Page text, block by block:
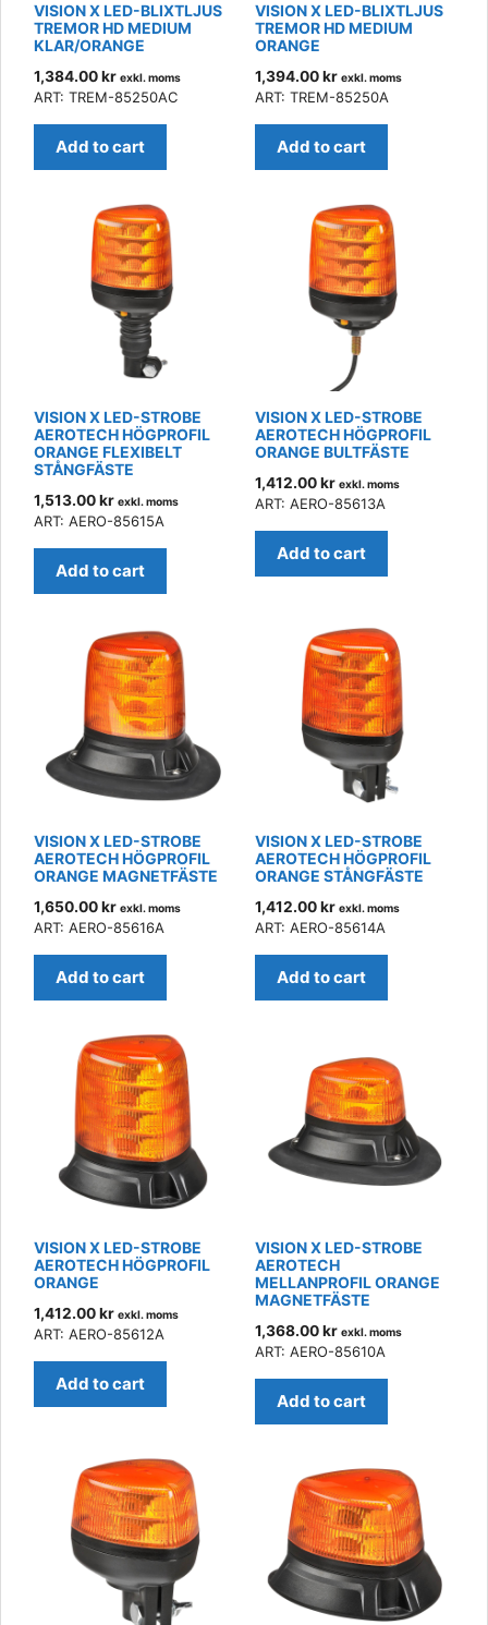
VISION X LED-BLIXTLJUS
TREMOR HD MEDIUM
KLAR/ORANGE
1,384.00kr exkl. moms
ART: TREM-85250AC
Add to cart
VISION X LED-BLIXTLJUS
TREMOR HD MEDIUM
ORANGE
1,394.00kr exkl. moms
ART: TREM-85250A
Add to cart
VISION X LED-STROBE
AEROTECH HÖGPROFIL
ORANGE FLEXIBELT
STÅNGFÄSTE
1,513.00kr exkl. moms
ART: AERO-85615A
Add to cart
VISION X LED-STROBE
AEROTECH HÖGPROFIL
ORANGE BULTFÄSTE
1,412.00kr exkl. moms
ART: AERO-85613A
Add to cart
VISION X LED-STROBE
AEROTECH HÖGPROFIL
ORANGE MAGNETFÄSTE
1,650.00kr exkl. moms
ART: AERO-85616A
Add to cart
VISION X LED-STROBE
AEROTECH HÖGPROFIL
ORANGE STÅNGFÄSTE
1,412.00kr exkl. moms
ART: AERO-85614A
Add to cart
VISION X LED-STROBE
AEROTECH HÖGPROFIL
ORANGE
1,412.00kr exkl. moms
ART: AERO-85612A
Add to cart
VISION X LED-STROBE
AEROTECH
MELLANPROFIL ORANGE
MAGNETFÄSTE
1,368.00kr exkl. moms
ART: AERO-85610A
Add to cart